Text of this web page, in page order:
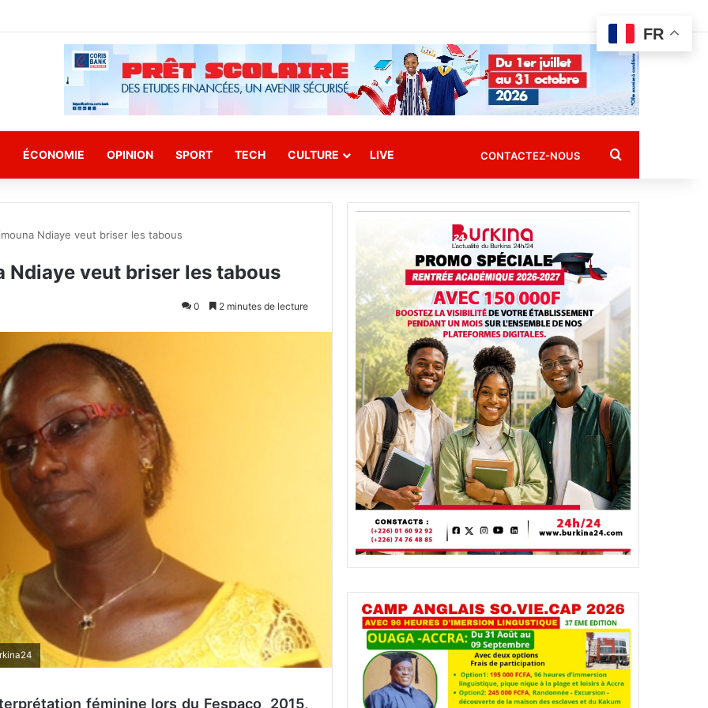
ÉCONOMIE OPINION SPORT TECH CULTURE LIVE CONTACTEZ-NOUS Rechercher
Ndiaye veut briser les tabous
Ndiaye veut briser les tabous
0 2 minutes de lecture
féminine lors du Fespaco 2015,
FR